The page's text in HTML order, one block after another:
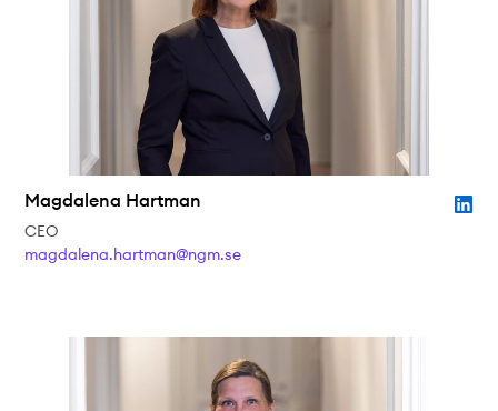
Varför koppla upp sig?
Magdalena Hartman
CEO
magdalena.hartman@ngm.se